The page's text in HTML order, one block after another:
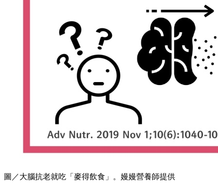
圖／大腦抗老就吃「麥得飲食」。嫚嫚營養師提供